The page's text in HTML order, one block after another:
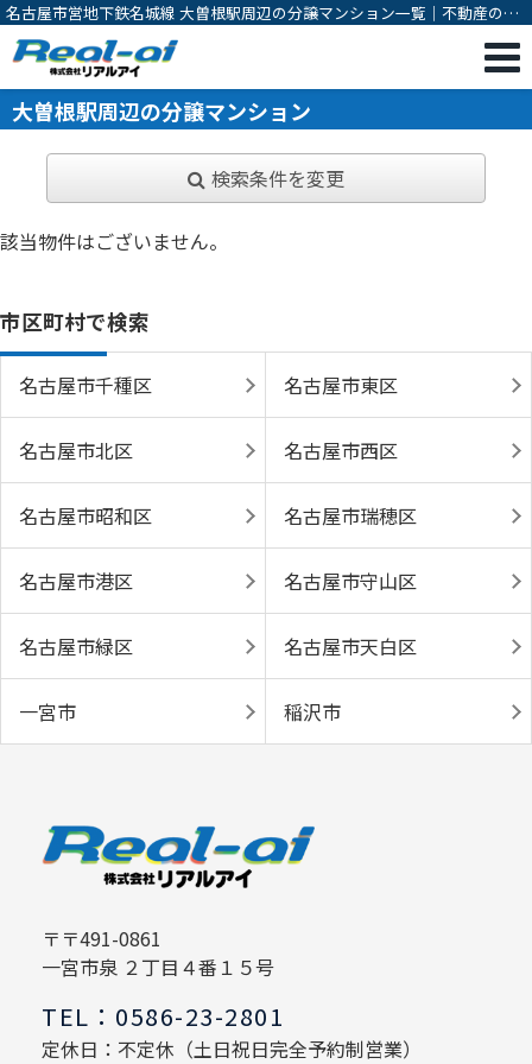
名古屋市営地下鉄名城線 大曽根駅周辺の分譲マンション一覧｜不動産の売
却、購入なら一宮市の不動産会社 株式会社リアルアイ
大曽根駅周辺の分譲マンション
検索条件を変更
該当物件はございません。
市区町村で検索
名古屋市千種区 名古屋市東区
名古屋市北区 名古屋市西区
名古屋市昭和区 名古屋市瑞穂区
名古屋市港区 名古屋市守山区
名古屋市緑区 名古屋市天白区
一宮市 稲沢市
〒〒491-0861
一宮市泉 ２丁目４番１５号
TEL：0586-23-2801
定休日：不定休（土日祝日完全予約制営業）